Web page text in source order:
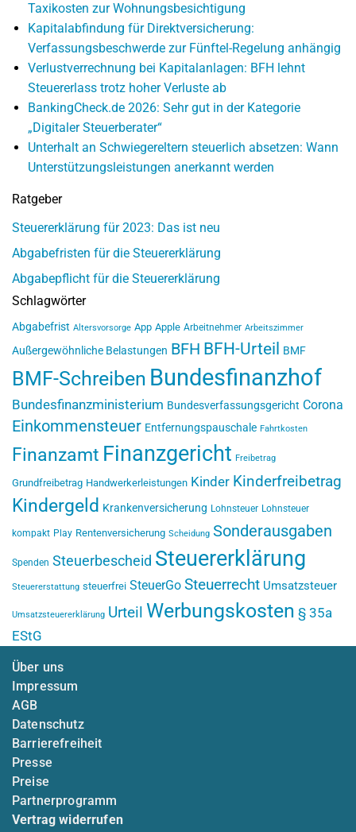
Taxikosten zur Wohnungsbesichtigung
Kapitalabfindung für Direktversicherung:
Verfassungsbeschwerde zur Fünftel-Regelung anhängig
Verlustverrechnung bei Kapitalanlagen: BFH lehnt
Steuererlass trotz hoher Verluste ab
BankingCheck.de 2026: Sehr gut in der Kategorie
„Digitaler Steuerberater“
Unterhalt an Schwiegereltern steuerlich absetzen: Wann
Unterstützungsleistungen anerkannt werden
Ratgeber
Steuererklärung für 2023: Das ist neu
Abgabefristen für die Steuererklärung
Abgabepflicht für die Steuererklärung
Schlagwörter
Abgabefrist Altersvorsorge App Apple Arbeitnehmer Arbeitszimmer
Außergewöhnliche Belastungen BFH BFH-Urteil BMF
BMF-Schreiben Bundesfinanzhof
Bundesfinanzministerium Bundesverfassungsgericht Corona
Einkommensteuer Entfernungspauschale Fahrtkosten
Finanzamt Finanzgericht Freibetrag
Grundfreibetrag Handwerkerleistungen Kinder Kinderfreibetrag
Kindergeld Krankenversicherung Lohnsteuer Lohnsteuer
kompakt Play Rentenversicherung Scheidung Sonderausgaben
Spenden Steuerbescheid Steuererklärung
Steuererstattung steuerfrei SteuerGo Steuerrecht Umsatzsteuer
Umsatzsteuererklärung Urteil Werbungskosten § 35a
EStG
Über uns
Impressum
AGB
Datenschutz
Barrierefreiheit
Presse
Preise
Partnerprogramm
Vertrag widerrufen